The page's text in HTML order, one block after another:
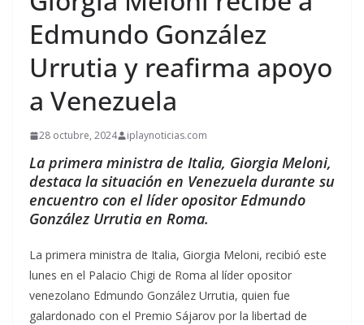
Edmundo González
Urrutia y reafirma apoyo
a Venezuela
28 octubre, 2024 iplaynoticias.com
La primera ministra de Italia, Giorgia Meloni,
destaca la situación en Venezuela durante su
encuentro con el líder opositor Edmundo
González Urrutia en Roma.
La primera ministra de Italia, Giorgia Meloni, recibió este
lunes en el Palacio Chigi de Roma al líder opositor
venezolano Edmundo González Urrutia, quien fue
galardonado con el Premio Sájarov por la libertad de